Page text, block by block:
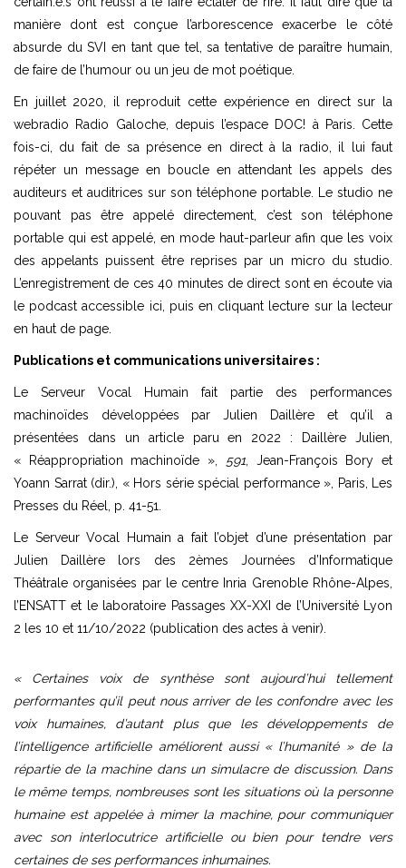
manière dont est conçue l’arborescence exacerbe le côté
absurde du SVI en tant que tel, sa tentative de paraître humain,
de faire de l’humour ou un jeu de mot poétique.
En juillet 2020, il reproduit cette expérience en direct sur la
webradio Radio Galoche, depuis l’espace DOC! à Paris. Cette
fois-ci, du fait de sa présence en direct à la radio, il lui faut
répéter un message en boucle en attendant les appels des
auditeurs et auditrices sur son téléphone portable. Le studio ne
pouvant pas être appelé directement, c’est son téléphone
portable qui est appelé, en mode haut-parleur afin que les voix
des appelants puissent être reprises par un micro du studio.
L’enregistrement de ces 40 minutes de direct sont en écoute via
le podcast accessible ici, puis en cliquant lecture sur la lecteur
en haut de page.
Publications et communications universitaires :
Le Serveur Vocal Humain fait partie des performances
machinoïdes développées par Julien Daillère et qu’il a
présentées dans un article paru en 2022 : Daillère Julien,
« Réappropriation machinoïde », 591, Jean-François Bory et
Yoann Sarrat (dir.), « Hors série spécial performance », Paris, Les
Presses du Réel, p. 41-51.
Le Serveur Vocal Humain a fait l’objet d’une présentation par
Julien Daillère lors des 2èmes Journées d’Informatique
Théâtrale organisées par le centre Inria Grenoble Rhône-Alpes,
l’ENSATT et le laboratoire Passages XX-XXI de l’Université Lyon
2 les 10 et 11/10/2022 (publication des actes à venir).
« Certaines voix de synthèse sont aujourd’hui tellement
performantes qu’il peut nous arriver de les confondre avec les
voix humaines, d’autant plus que les développements de
l’intelligence artificielle améliorent aussi « l’humanité » de la
répartie de la machine dans un simulacre de discussion. Dans
le même temps, nombreuses sont les situations où la personne
humaine est appelée à mimer la machine, pour communiquer
avec son interlocutrice artificielle ou bien pour tendre vers
certaines de ses performances inhumaines.